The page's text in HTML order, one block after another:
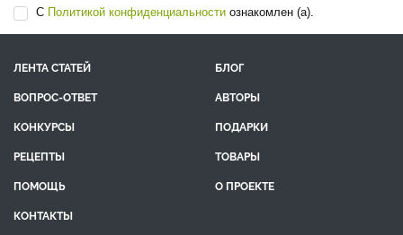
С Политикой конфиденциальности ознакомлен (а).
ЛЕНТА СТАТЕЙ
БЛОГ
ВОПРОС-ОТВЕТ
АВТОРЫ
КОНКУРСЫ
ПОДАРКИ
РЕЦЕПТЫ
ТОВАРЫ
ПОМОЩЬ
О ПРОЕКТЕ
КОНТАКТЫ